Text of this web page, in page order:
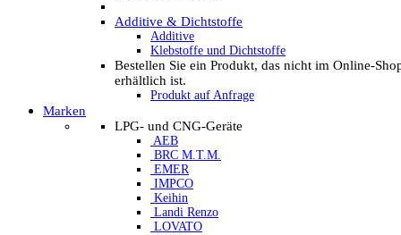
Additive & Dichtstoffe
Additive
Klebstoffe und Dichtstoffe
Bestellen Sie ein Produkt, das nicht im Online-
erhältlich ist.
Produkt auf Anfrage
Marken
LPG- und CNG-Geräte
AEB
BRC M.T.M.
EMER
IMPCO
Keihin
Landi Renzo
LOVATO